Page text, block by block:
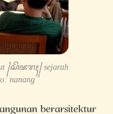
꧌ꦱꦼꦗꦫꦃ꧍ sejarah
nanang